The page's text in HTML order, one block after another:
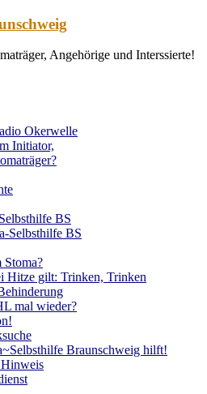
Angehörige und Interssierte!
Okerwelle
Initiator,
BS
Selbsthilfe BS
Stoma?
Hitze gilt: Trinken, Trinken
mal wieder?
Braunschweig hilft!